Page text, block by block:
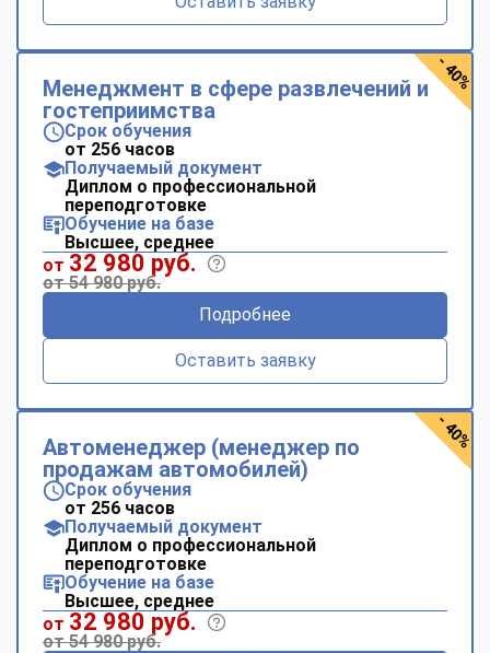
Менеджмент в сфере развлечений и
гостеприимства
Срок обучения
от 256 часов
Получаемый документ
Диплом о профессиональной
переподготовке
Обучение на базе
Высшее, среднее
от 32 980 руб.
от 54 980 руб.
Подробнее
Оставить заявку
- 40%
Автоменеджер (менеджер по
продажам автомобилей)
Срок обучения
от 256 часов
Получаемый документ
Диплом о профессиональной
переподготовке
Обучение на базе
Высшее, среднее
от 32 980 руб.
от 54 980 руб.
- 40%